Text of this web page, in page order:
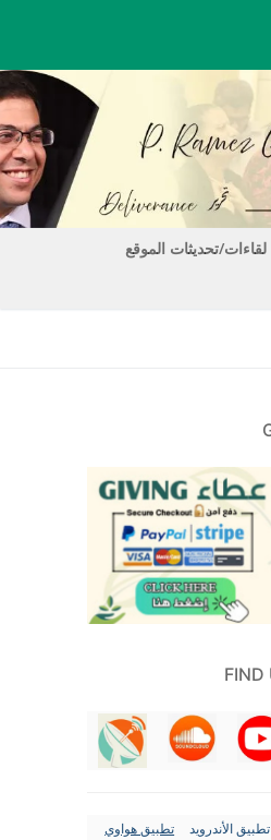
لقاءات/تحديثات الموقع
تطبيق الأندرويد
تطبيق هواوي